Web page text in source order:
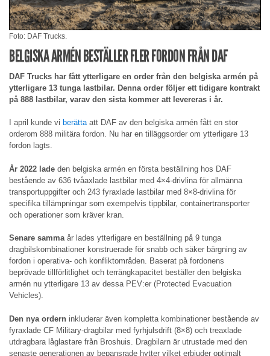
Foto: DAF Trucks.
BELGISKA ARMÉN BESTÄLLER FLER FORDON FRÅN DAF
DAF Trucks har fått ytterligare en order från den belgiska armén på
ytterligare 13 tunga lastbilar. Denna order följer ett tidigare kontrakt
på 888 lastbilar, varav den sista kommer att levereras i år.
I april kunde vi berättaatt DAF av den belgiska armén fått en stor
orderom 888 militära fordon. Nu har en tilläggsorder om ytterligare 13
fordon lagts.
År 2022 lade den belgiska armén en första beställning hos DAF
bestående av 636 tvåaxlade lastbilar med 4×4-drivlina för allmänna
transportuppgifter och 243 fyraxlade lastbilar med 8×8-drivlina för
specifika tillämpningar som exempelvis tippbilar, containertransporter
och operationer som kräver kran.
Senare sammaår lades ytterligare en beställning på 9 tunga
dragbilskombinationer konstruerade för snabb och säker bärgning av
fordon i operativa- och konfliktområden. Baserat på fordonens
beprövade tillförlitlighet och terrängkapacitet beställer den belgiska
armén nu ytterligare 13 av dessa PEV:er (Protected Evacuation
Vehicles).
Den nya ordern inkluderar även kompletta kombinationer bestående av
fyraxlade CF Military-dragbilar med fyrhjulsdrift (8×8) och treaxlade
utdragbara låglastare från Broshuis. Dragbilarn är utrustade med den
senaste generationen av bepansrade hytter vilket erbjuder optimalt